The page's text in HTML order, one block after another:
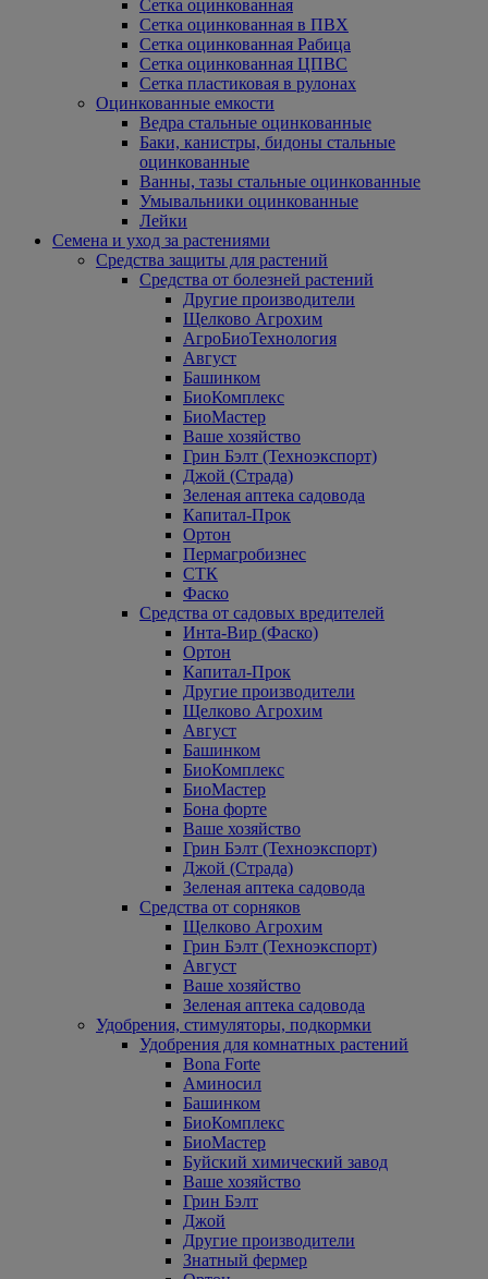
Сетка оцинкованная
Сетка оцинкованная в ПВХ
Сетка оцинкованная Рабица
Сетка оцинкованная ЦПВС
Сетка пластиковая в рулонах
Оцинкованные емкости
Ведра стальные оцинкованные
Баки, канистры, бидоны стальные
оцинкованные
Ванны, тазы стальные оцинкованные
Умывальники оцинкованные
Лейки
Семена и уход за растениями
Средства защиты для растений
Средства от болезней растений
Другие производители
Щелково Агрохим
АгроБиоТехнология
Август
Башинком
БиоКомплекс
БиоМастер
Ваше хозяйство
Грин Бэлт (Техноэкспорт)
Джой (Страда)
Зеленая аптека садовода
Капитал-Прок
Ортон
Пермагробизнес
СТК
Фаско
Средства от садовых вредителей
Инта-Вир (Фаско)
Ортон
Капитал-Прок
Другие производители
Щелково Агрохим
Август
Башинком
БиоКомплекс
БиоМастер
Бона форте
Ваше хозяйство
Грин Бэлт (Техноэкспорт)
Джой (Страда)
Зеленая аптека садовода
Средства от сорняков
Щелково Агрохим
Грин Бэлт (Техноэкспорт)
Август
Ваше хозяйство
Зеленая аптека садовода
Удобрения, стимуляторы, подкормки
Удобрения для комнатных растений
Bona Forte
Аминосил
Башинком
БиоКомплекс
БиоМастер
Буйский химический завод
Ваше хозяйство
Грин Бэлт
Джой
Другие производители
Знатный фермер